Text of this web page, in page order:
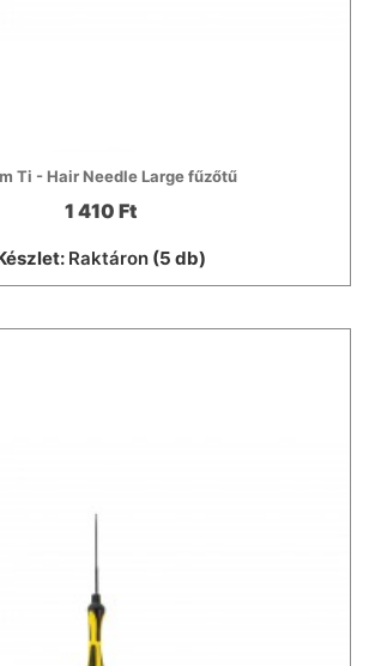
Ti - Hair Needle Large fűzőtű
1 410 Ft
Raktáron (5 db)